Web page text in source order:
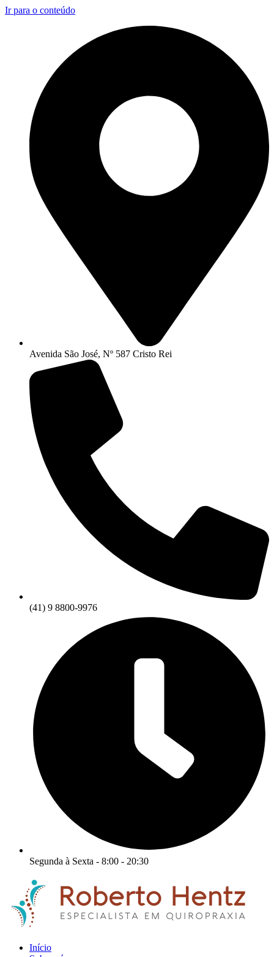
Ir para o conteúdo
Avenida São José, Nº 587 Cristo Rei
(41) 9 8800-9976
Segunda à Sexta - 8:00 - 20:30
Início